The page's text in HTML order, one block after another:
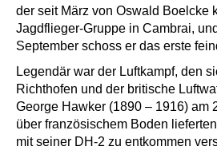
der seit März von Oswald Boelcke
Jagdflieger-Gruppe in Cambrai,
September schoss er das erste
Legendär war der Luftkampf, den
Richthofen und der britische
George Hawker (1890 – 1916) am
über französischem Boden
mit seiner DH-2 zu entkommen